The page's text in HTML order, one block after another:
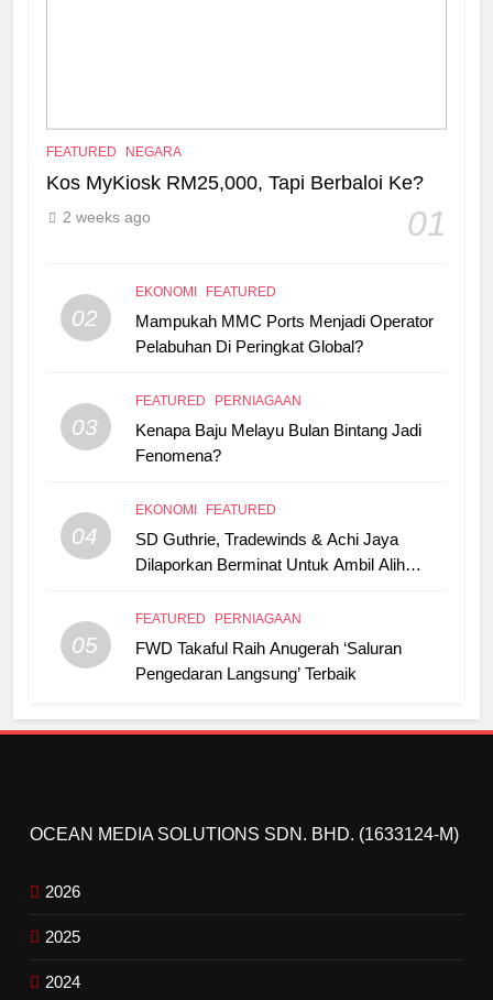
FEATURED NEGARA
Kos MyKiosk RM25,000, Tapi Berbaloi Ke?
01
2 weeks ago
02
EKONOMI FEATURED
Mampukah MMC Ports Menjadi Operator
Pelabuhan Di Peringkat Global?
03
FEATURED PERNIAGAAN
Kenapa Baju Melayu Bulan Bintang Jadi
Fenomena?
04
EKONOMI FEATURED
SD Guthrie, Tradewinds & Achi Jaya
Dilaporkan Berminat Untuk Ambil Alih
05
FEATURED PERNIAGAAN
FWD Takaful Raih Anugerah ‘Saluran
Pengedaran Langsung’ Terbaik
OCEAN MEDIA SOLUTIONS SDN. BHD. (1633124-M)
2026
2025
2024